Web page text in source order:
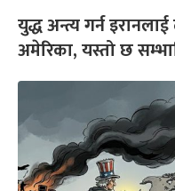
युद्ध अन्त्य गर्न इरानलाई
अमेरिका, यस्तो छ